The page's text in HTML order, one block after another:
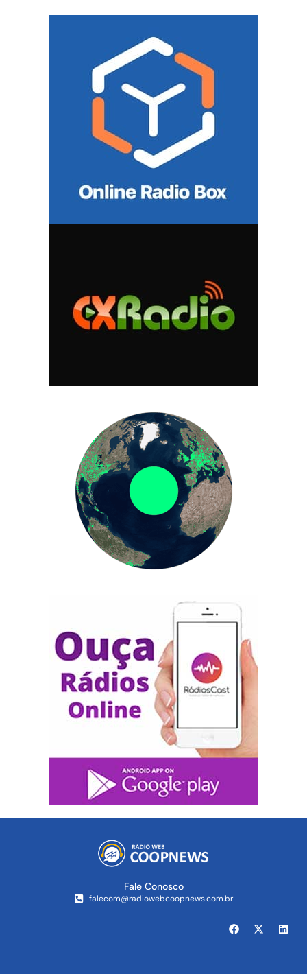
Fale Conosco
falecom@radiowebcoopnews.com.br